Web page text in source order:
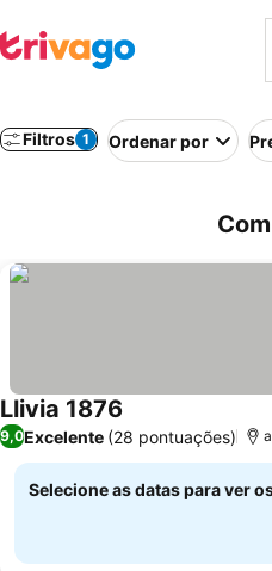
Filtros 1 Ordenar por
Llivia 1876
9,0Excelente (28 pontuações)
Selecione as datas para ver